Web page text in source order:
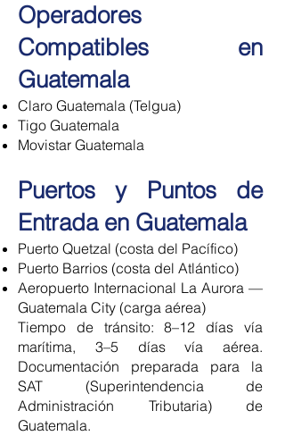
Operadores
Compatibles en
Guatemala
Claro Guatemala (Telgua)
Tigo Guatemala
Movistar Guatemala
Puertos y Puntos de
Entrada en Guatemala
Puerto Quetzal (costa del Pacífico)
Puerto Barrios (costa del Atlántico)
Aeropuerto Internacional La Aurora —
Guatemala City (carga aérea)
Tiempo de tránsito: 8–12 días vía
marítima, 3–5 días vía aérea.
Documentación preparada para la
SAT (Superintendencia de
Administración Tributaria) de
Guatemala.